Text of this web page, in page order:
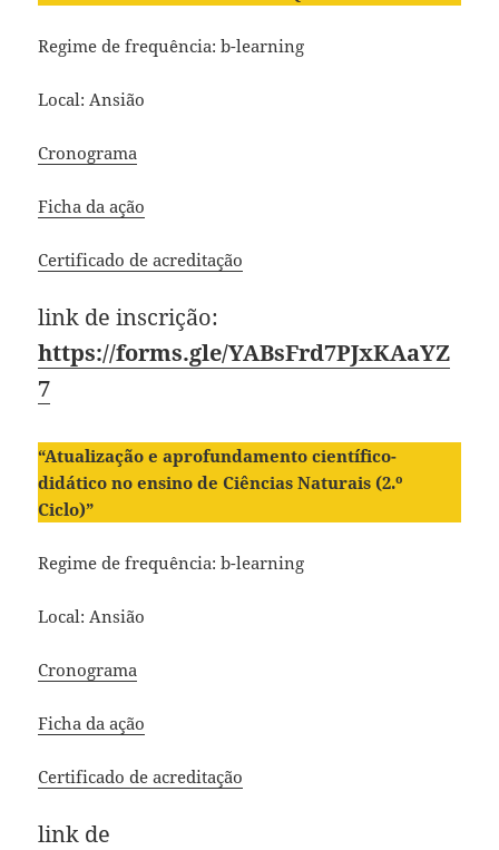
Regime de frequência: b-learning
Local: Ansião
Cronograma
Ficha da ação
Certificado de acreditação
link de inscrição:
https://forms.gle/YABsFrd7PJxKAaYZ
7
“Atualização e aprofundamento científico-
didático no ensino de Ciências Naturais (2.º
Ciclo)”
Regime de frequência: b-learning
Local: Ansião
Cronograma
Ficha da ação
Certificado de acreditação
link de